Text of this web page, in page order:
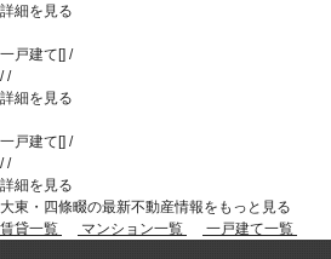
詳細を見る
一戸建て [] /
//
詳細を見る
一戸建て [] /
//
詳細を見る
大東・四條畷の最新不動産情報をもっと見る
賃貸一覧
マンション一覧 一戸建て一覧